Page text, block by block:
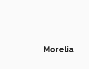
Morelia